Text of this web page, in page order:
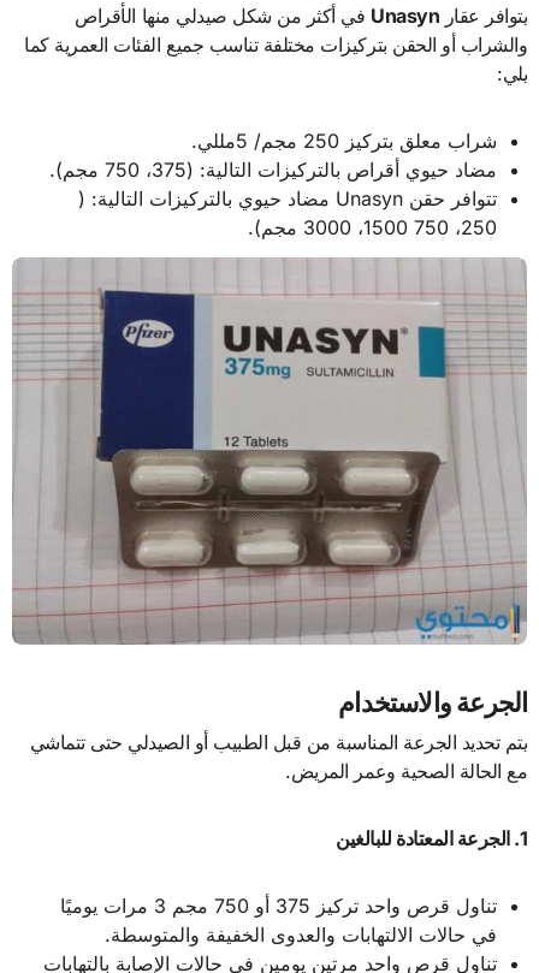
يتوافر عقار Unasyn في أكثر من شكل صيدلي منها الأقراص
والشراب أو الحقن بتركيزات مختلفة تناسب جميع الفئات العمرية كما
يلي:
شراب معلق بتركيز 250 مجم/ 5مللي.
مضاد حيوي أقراص بالتركيزات التالية: (375، 750 مجم).
تتوافر حقن Unasyn مضاد حيوي بالتركيزات التالية: (
250، 750 1500، 3000 مجم).
الجرعة والاستخدام
يتم تحديد الجرعة المناسبة من قبل الطبيب أو الصيدلي حتى تتماشي
مع الحالة الصحية وعمر المريض.
1. الجرعة المعتادة للبالغين
تناول قرص واحد تركيز 375 أو 750 مجم 3 مرات يوميًا
في حالات الالتهابات والعدوى الخفيفة والمتوسطة.
تناول قرص واحد مرتين يومين في حالات الإصابة بالتهابات